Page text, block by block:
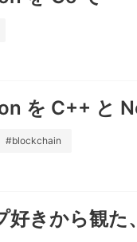
を C++ と
#blockchain
きから観た